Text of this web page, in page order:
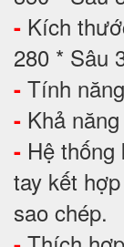
- Kích
280 * Sâu
- Tính
- Khả
- Hệ
tay kết
sao chép.